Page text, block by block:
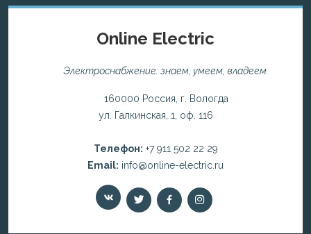
Online Electric
Электроснабжение: знаем, умеем, владеем.
160000 Россия, г. Вологда
ул. Галкинская, 1, оф. 116
Телефон: +7 911 502 22 29
Email: info@online-electric.ru